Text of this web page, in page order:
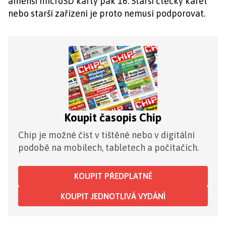
nebo starší zařízení je proto nemusí podporovat.
Koupit časopis Chip
Chip je možné číst v tištěné nebo v digitální
podobě na mobilech, tabletech a počítačích.
KOUPIT PŘEDPLATNÉ
KOUPIT JEDNOTLIVÁ VYDÁNÍ